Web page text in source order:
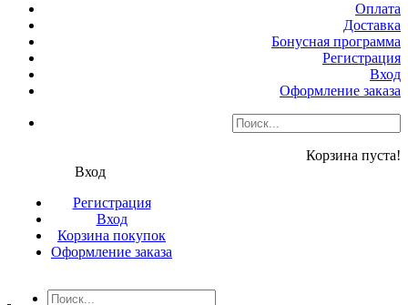
Оплата
Доставка
Бонусная программа
Регистрация
Вход
Оформление заказа
Корзина пуста!
Вход
Регистрация
Вход
Корзина покупок
Оформление заказа